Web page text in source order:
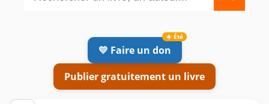
💛 Faire un don
Publier gratuitement un livre